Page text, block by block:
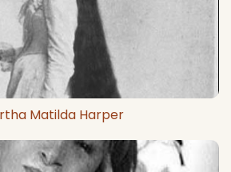
Matilda Harper